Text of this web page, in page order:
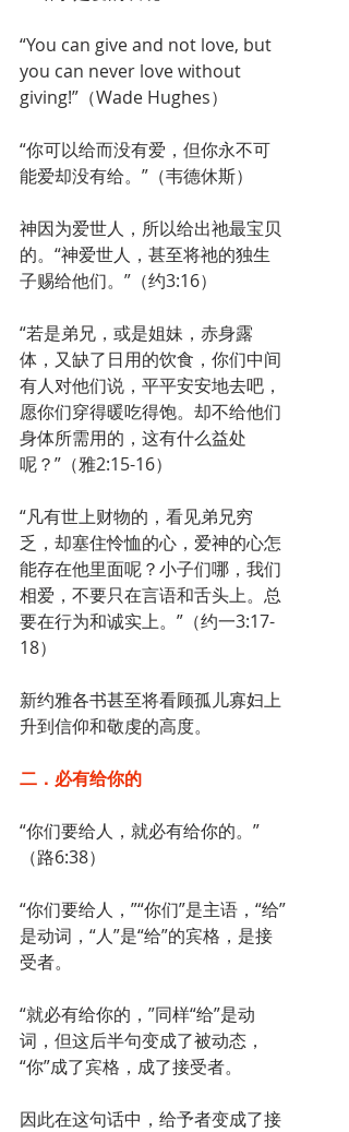
“You can give and not love, but
you can never love without
giving!”（Wade Hughes）
“你可以给而没有爱，但你永不可
能爱却没有给。”（韦德休斯）
神因为爱世人，所以给出祂最宝贝
的。“神爱世人，甚至将祂的独生
子赐给他们。”（约3:16）
“若是弟兄，或是姐妹，赤身露
体，又缺了日用的饮食，你们中间
有人对他们说，平平安安地去吧，
愿你们穿得暖吃得饱。却不给他们
身体所需用的，这有什么益处
呢？”（雅2:15-16）
“凡有世上财物的，看见弟兄穷
乏，却塞住怜恤的心，爱神的心怎
能存在他里面呢？小子们哪，我们
相爱，不要只在言语和舌头上。总
要在行为和诚实上。”（约一3:17-
18）
新约雅各书甚至将看顾孤儿寡妇上
升到信仰和敬虔的高度。
二．必有给你的
“你们要给人，就必有给你的。”
（路6:38）
“你们要给人，”“你们”是主语，“给”
是动词，“人”是“给”的宾格，是接
受者。
“就必有给你的，”同样“给”是动
词，但这后半句变成了被动态，
“你”成了宾格，成了接受者。
因此在这句话中，给予者变成了接